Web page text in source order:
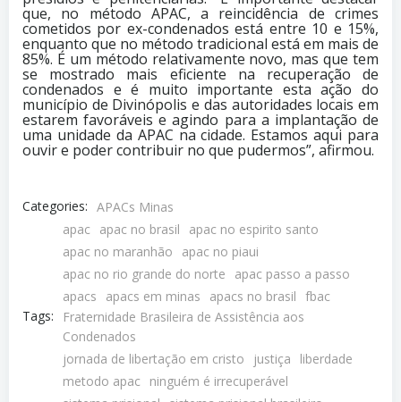
que, no método APAC, a reincidência de crimes
cometidos por ex-condenados está entre 10 e 15%,
enquanto que no método tradicional está em mais de
85%. É um método relativamente novo, mas que tem
se mostrado mais eficiente na recuperação de
condenados e é muito importante esta ação do
município de Divinópolis e das autoridades locais em
estarem favoráveis e agindo para a implantação de
uma unidade da APAC na cidade. Estamos aqui para
ouvir e poder contribuir no que pudermos”, afirmou.
Categories: APACs Minas
Tags:
apac apac no brasil
apac no espirito santo
apac no maranhão
apac no piaui
apac no rio grande do norte
apac passo a passo
apacs
apacs em minas apacs no brasil fbac
Fraternidade Brasileira de Assistência aos
Condenados
jornada de libertação em cristo
justiça
liberdade
metodo apac ninguém é irrecuperável